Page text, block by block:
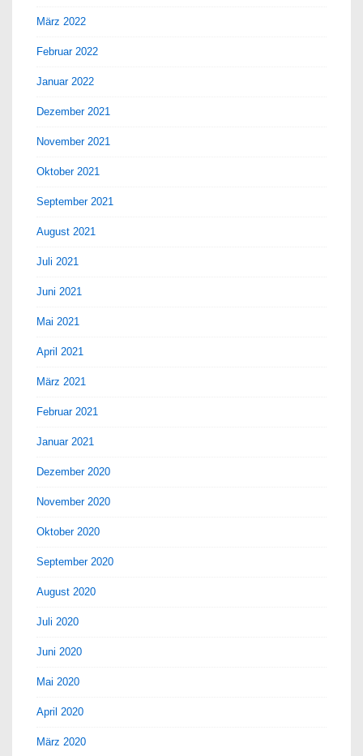
März 2022
Februar 2022
Januar 2022
Dezember 2021
November 2021
Oktober 2021
September 2021
August 2021
Juli 2021
Juni 2021
Mai 2021
April 2021
März 2021
Februar 2021
Januar 2021
Dezember 2020
November 2020
Oktober 2020
September 2020
August 2020
Juli 2020
Juni 2020
Mai 2020
April 2020
März 2020